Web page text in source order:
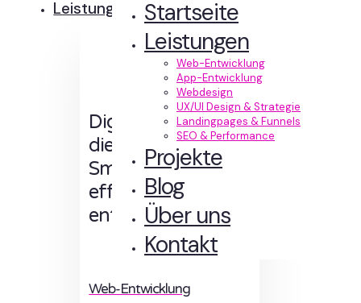
Startseite
Leistungen
Web-Entwicklung
App-Entwicklung
Webdesign
UX/UI Design & Strategie
Landingpages & Funnels
SEO & Performance
Projekte
Blog
Über uns
Kontakt
Leistungen
Digitale Erlebnisse,
die Sinn machen.
Smart designt und
effizient
entwickelt.
Web-Entwicklung